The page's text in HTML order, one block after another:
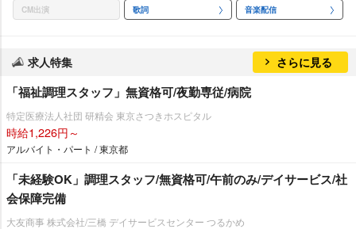
CM出演 歌詞 音楽配信
求人特集 さらに見る
「福祉調理スタッフ」無資格可/夜勤専従/病院
特定医療法人社団 研精会 東京さつきホスピタル
時給1,226円～
アルバイト・パート / 東京都
「未経験OK」調理スタッフ/無資格可/午前のみ/デイサービス/社
会保障完備
大友商事 株式会社/三橋 デイサービスセンター つるかめ